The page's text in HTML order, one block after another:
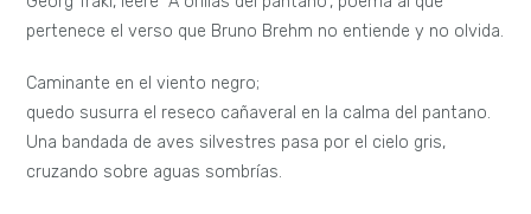
pertenece el verso que Bruno Brehm no entiende y no olvida.
Caminante en el viento negro;
quedo susurra el reseco cañaveral en la calma del pantano.
Una bandada de aves silvestres pasa por el cielo gris,
cruzando sobre aguas sombrías.